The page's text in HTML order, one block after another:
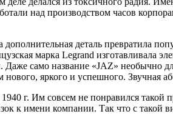
над производством часов
деталь превратила
марка Legrand изготавливала
само название «JAZ» необычно
яркого и успешного. Звучная
г. Им совсем не понравился такой
к имени компании. Так что с такой